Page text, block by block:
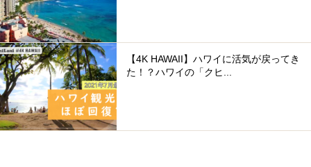
【4K HAWAII】ハワイに活気が戻ってき
た！？ハワイの「クヒ...